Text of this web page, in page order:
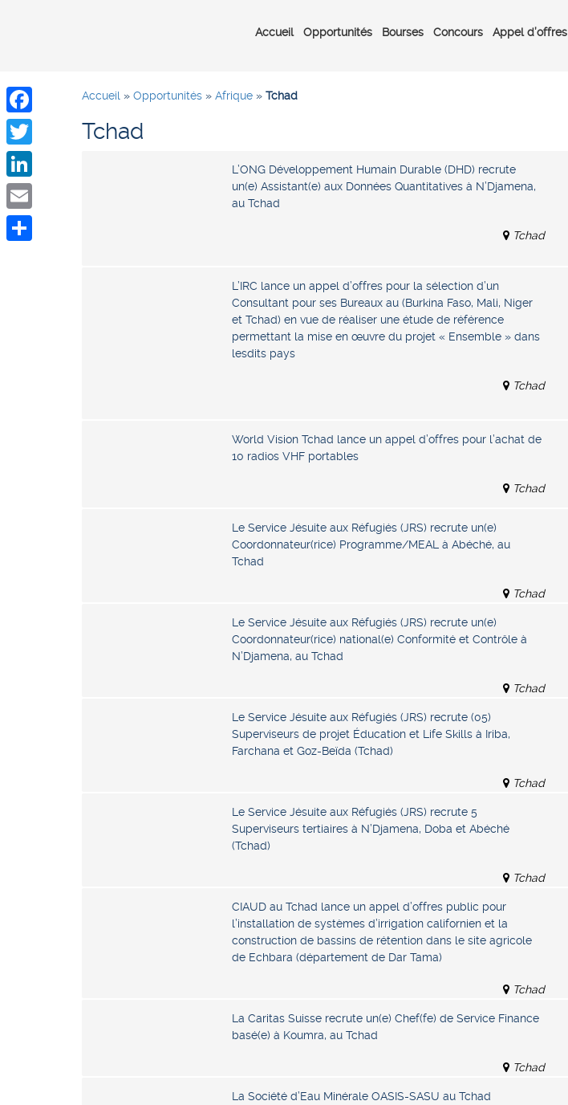
Accueil Opportunités Bourses Concours Appel d’offres
Accueil » Opportunités » Afrique » Tchad
Tchad
L’ONG Développement Humain Durable (DHD) recrute
un(e) Assistant(e) aux Données Quantitatives à N’Djamena,
au Tchad
Tchad
L’IRC lance un appel d’offres pour la sélection d’un
Consultant pour ses Bureaux au (Burkina Faso, Mali, Niger
et Tchad) en vue de réaliser une étude de référence
permettant la mise en œuvre du projet « Ensemble » dans
lesdits pays
Tchad
World Vision Tchad lance un appel d’offres pour l’achat de
10 radios VHF portables
Tchad
Le Service Jésuite aux Réfugiés (JRS) recrute un(e)
Coordonnateur(rice) Programme/MEAL à Abéché, au
Tchad
Tchad
Le Service Jésuite aux Réfugiés (JRS) recrute un(e)
Coordonnateur(rice) national(e) Conformité et Contrôle à
N’Djamena, au Tchad
Tchad
Le Service Jésuite aux Réfugiés (JRS) recrute (05)
Superviseurs de projet Éducation et Life Skills à Iriba,
Farchana et Goz-Beïda (Tchad)
Tchad
Le Service Jésuite aux Réfugiés (JRS) recrute 5
Superviseurs tertiaires à N’Djamena, Doba et Abéché
(Tchad)
Tchad
CIAUD au Tchad lance un appel d’offres public pour
l’installation de systèmes d’irrigation californien et la
construction de bassins de rétention dans le site agricole
de Echbara (département de Dar Tama)
Tchad
La Caritas Suisse recrute un(e) Chef(fe) de Service Finance
basé(e) à Koumra, au Tchad
Tchad
La Société d’Eau Minérale OASIS-SASU au Tchad
Facebook
Twitter
LinkedIn
Email